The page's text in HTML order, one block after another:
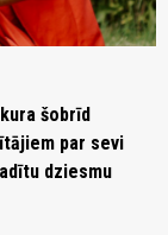
šobrīd
par sevi
dziesmu